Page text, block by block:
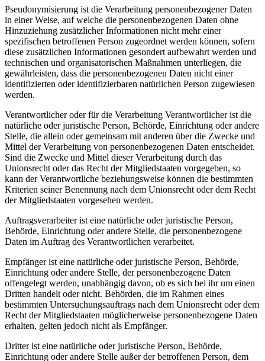
Pseudonymisierung ist die Verarbeitung personenbezogener Daten
in einer Weise, auf welche die personenbezogenen Daten ohne
Hinzuziehung zusätzlicher Informationen nicht mehr einer
spezifischen betroffenen Person zugeordnet werden können, sofern
diese zusätzlichen Informationen gesondert aufbewahrt werden und
technischen und organisatorischen Maßnahmen unterliegen, die
gewährleisten, dass die personenbezogenen Daten nicht einer
identifizierten oder identifizierbaren natürlichen Person zugewiesen
werden.
Verantwortlicher oder für die Verarbeitung Verantwortlicher ist die
natürliche oder juristische Person, Behörde, Einrichtung oder andere
Stelle, die allein oder gemeinsam mit anderen über die Zwecke und
Mittel der Verarbeitung von personenbezogenen Daten entscheidet.
Sind die Zwecke und Mittel dieser Verarbeitung durch das
Unionsrecht oder das Recht der Mitgliedstaaten vorgegeben, so
kann der Verantwortliche beziehungsweise können die bestimmten
Kriterien seiner Benennung nach dem Unionsrecht oder dem Recht
der Mitgliedstaaten vorgesehen werden.
Auftragsverarbeiter ist eine natürliche oder juristische Person,
Behörde, Einrichtung oder andere Stelle, die personenbezogene
Daten im Auftrag des Verantwortlichen verarbeitet.
Empfänger ist eine natürliche oder juristische Person, Behörde,
Einrichtung oder andere Stelle, der personenbezogene Daten
offengelegt werden, unabhängig davon, ob es sich bei ihr um einen
Dritten handelt oder nicht. Behörden, die im Rahmen eines
bestimmten Untersuchungsauftrags nach dem Unionsrecht oder dem
Recht der Mitgliedstaaten möglicherweise personenbezogene Daten
erhalten, gelten jedoch nicht als Empfänger.
Dritter ist eine natürliche oder juristische Person, Behörde,
Einrichtung oder andere Stelle außer der betroffenen Person, dem